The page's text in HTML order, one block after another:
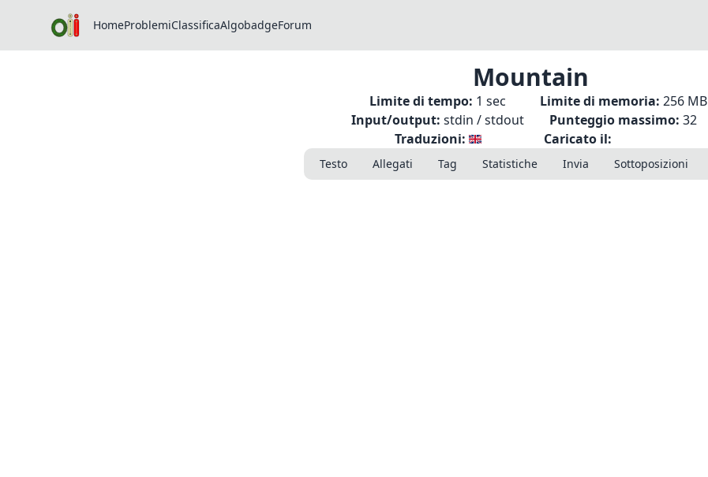
HomeProblemiClassificaAlgobadgeForum
Mountain
Limite di tempo: 1 sec Limite di memoria: 256 MB
Input/output: stdin / stdout Punteggio massimo: 32
Traduzioni:
Caricato il:
Testo Allegati Tag Statistiche Invia Sottoposizioni